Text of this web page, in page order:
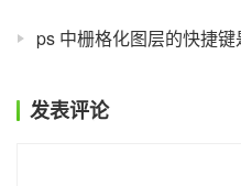
ps 中栅格化图层的快捷键
发表评论